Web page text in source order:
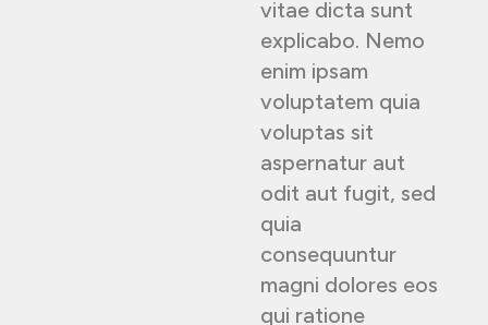
vitae dicta sunt
explicabo. Nemo
enim ipsam
voluptatem quia
voluptas sit
aspernatur aut
odit aut fugit, sed
quia
consequuntur
magni dolores eos
qui ratione